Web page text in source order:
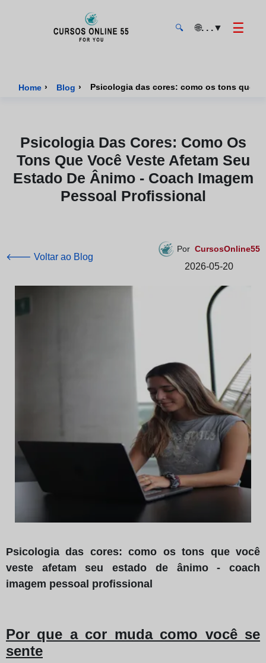
🔍 🌐. . .▼ ☰
Home › Blog › Psicologia das cores: como os tons que
Psicologia Das Cores: Como Os
Tons Que Você Veste Afetam Seu
Estado De Ânimo - Coach Imagem
Pessoal Profissional
🡐 Voltar ao Blog
Por CursosOnline55
2026-05-20
Psicologia das cores: como os tons que você
veste afetam seu estado de ânimo - coach
imagem pessoal profissional
Por que a cor muda como você se
sente